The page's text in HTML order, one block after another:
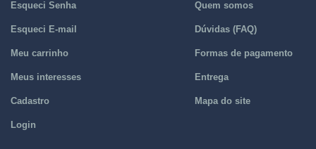
Esqueci Senha
Esqueci E-mail
Meu carrinho
Meus interesses
Cadastro
Login
Quem somos
Dúvidas (FAQ)
Formas de pagamento
Entrega
Mapa do site